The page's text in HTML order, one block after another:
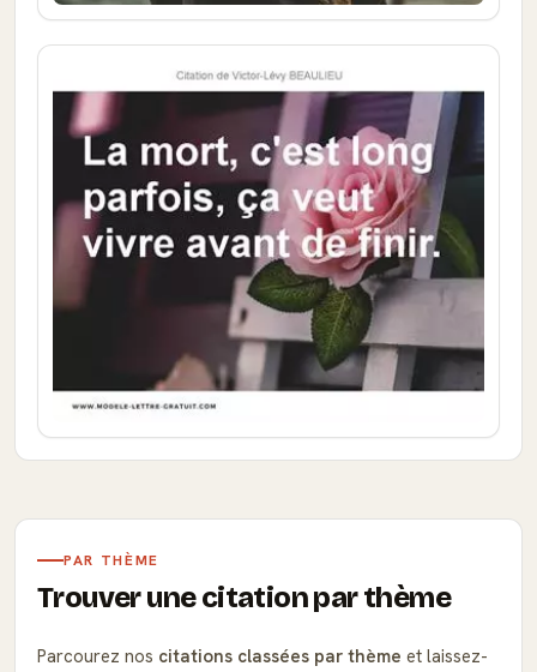
PAR THÈME
Trouver une citation par thème
Parcourez nos citations classées par thème et laissez-